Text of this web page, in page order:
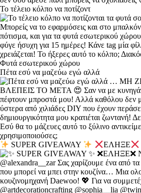
Το τέλειο κόλπο να ποτίζοντ
Πέτα εσύ να μαζεύω εγώ αλλά
SUPER GIVEAWAY ΕΛΗΞΕ